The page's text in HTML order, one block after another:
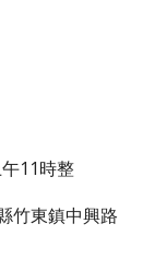
11時整
竹東鎮中興路